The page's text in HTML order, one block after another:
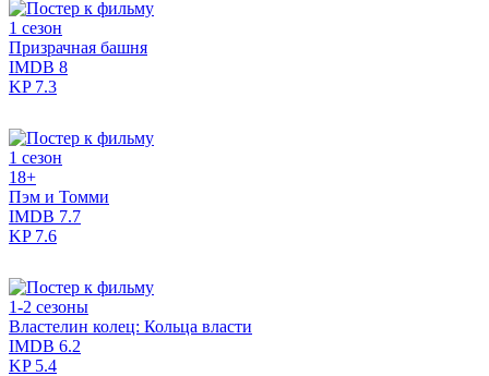
1 сезон
Призрачная башня
IMDB 8
KP7.3
1 сезон
18+
Пэм и Томми
IMDB 7.7
KP7.6
1-2 сезоны
Властелин колец: Кольца власти
IMDB 6.2
KP5.4